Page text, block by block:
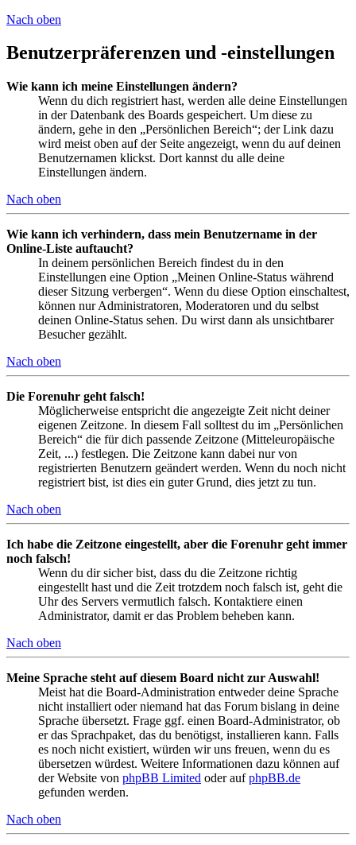
Nach oben
Benutzerpräferenzen und -einstellungen
Wie kann ich meine Einstellungen ändern?
Wenn du dich registriert hast, werden alle deine Einstellungen
in der Datenbank des Boards gespeichert. Um diese zu
ändern, gehe in den „Persönlichen Bereich“; der Link dazu
wird meist oben auf der Seite angezeigt, wenn du auf deinen
Benutzernamen klickst. Dort kannst du alle deine
Einstellungen ändern.
Nach oben
Wie kann ich verhindern, dass mein Benutzername in der
Online-Liste auftaucht?
In deinem persönlichen Bereich findest du in den
Einstellungen eine Option „Meinen Online-Status während
dieser Sitzung verbergen“. Wenn du diese Option einschaltest,
können nur Administratoren, Moderatoren und du selbst
deinen Online-Status sehen. Du wirst dann als unsichtbarer
Besucher gezählt.
Nach oben
Die Forenuhr geht falsch!
Möglicherweise entspricht die angezeigte Zeit nicht deiner
eigenen Zeitzone. In diesem Fall solltest du im „Persönlichen
Bereich“ die für dich passende Zeitzone (Mitteleuropäische
Zeit, ...) festlegen. Die Zeitzone kann dabei nur von
registrierten Benutzern geändert werden. Wenn du noch nicht
registriert bist, ist dies ein guter Grund, dies jetzt zu tun.
Nach oben
Ich habe die Zeitzone eingestellt, aber die Forenuhr geht immer
noch falsch!
Wenn du dir sicher bist, dass du die Zeitzone richtig
eingestellt hast und die Zeit trotzdem noch falsch ist, geht die
Uhr des Servers vermutlich falsch. Kontaktiere einen
Administrator, damit er das Problem beheben kann.
Nach oben
Meine Sprache steht auf diesem Board nicht zur Auswahl!
Meist hat die Board-Administration entweder deine Sprache
nicht installiert oder niemand hat das Forum bislang in deine
Sprache übersetzt. Frage ggf. einen Board-Administrator, ob
er das Sprachpaket, das du benötigst, installieren kann. Falls
es noch nicht existiert, würden wir uns freuen, wenn du es
übersetzen würdest. Weitere Informationen dazu können auf
der Website von phpBB Limited oder aufphpBB.de
gefunden werden.
Nach oben